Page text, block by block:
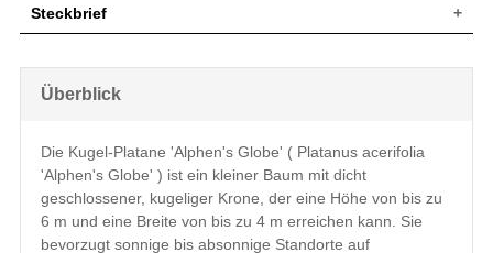
Steckbrief
Blatt
Drei- bis fünflappig, gezähnter Rand,
ledrig, Oberseite dunkelgrün glänzend,
Unterseite heller und leicht behaart,
Herbstfärbung braungelb, 10 bis 15 cm
Frucht
Kugelige, stachelige, braune Früchte
Blüte
Unscheinbar
Überblick
Die Kugel-Platane 'Alphen's Globe' ( Platanus acerifolia
'Alphen's Globe' ) ist ein kleiner Baum mit dicht
geschlossener, kugeliger Krone, der eine Höhe von bis zu
6 m und eine Breite von bis zu 4 m erreichen kann. Sie
bevorzugt sonnige bis absonnige Standorte auf